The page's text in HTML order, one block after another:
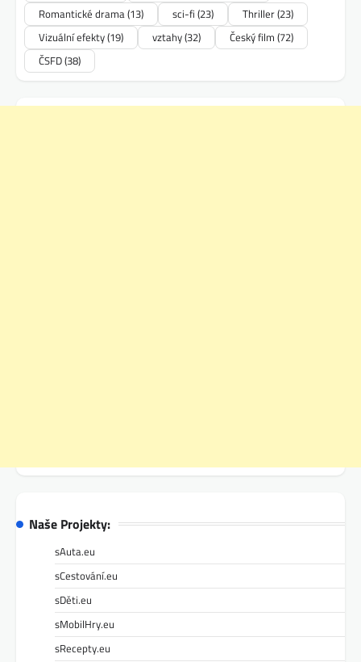
Romantické drama(13) sci-fi (23) Thriller(23)
Vizuální efekty(19) vztahy(32) Český film (72)
ČSFD(38)
Naše Projekty:
sAuta.eu
sCestování.eu
sDěti.eu
sMobilHry.eu
sRecepty.eu